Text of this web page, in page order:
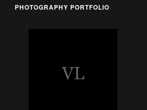
PHOTOGRAPHY PORTFOLIO